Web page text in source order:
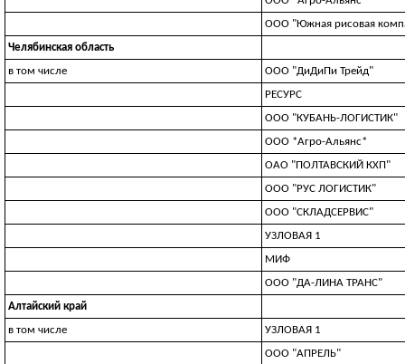
ООО "Южная рисовая
Челябинская область
в том числе
ООО "ДиДиПи Трейд"
РЕСУРС
ООО "КУБАНЬ-ЛОГИСТИК"
ООО *Агро-Альянс*
ОАО "ПОЛТАВСКИЙ КХП"
ООО "РУС ЛОГИСТИК"
ООО "СКЛАДСЕРВИС"
УЗЛOBAЯ 1
МИФ
ООО "ДА-ЛИНА ТРАНС"
Алтайский край
в том числе
УЗЛOBAЯ 1
ООО "АПРЕЛЬ"